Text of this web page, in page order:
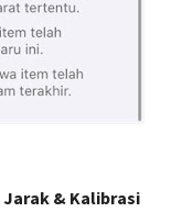
Jarak & Kalibrasi